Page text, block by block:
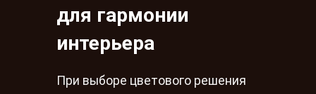
для гармонии
интерьера
При выборе цветового решения